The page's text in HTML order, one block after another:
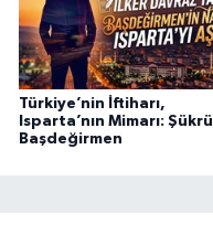
Türkiye’nin İftiharı,
Isparta’nın Mimarı: Şükrü
Başdeğirmen